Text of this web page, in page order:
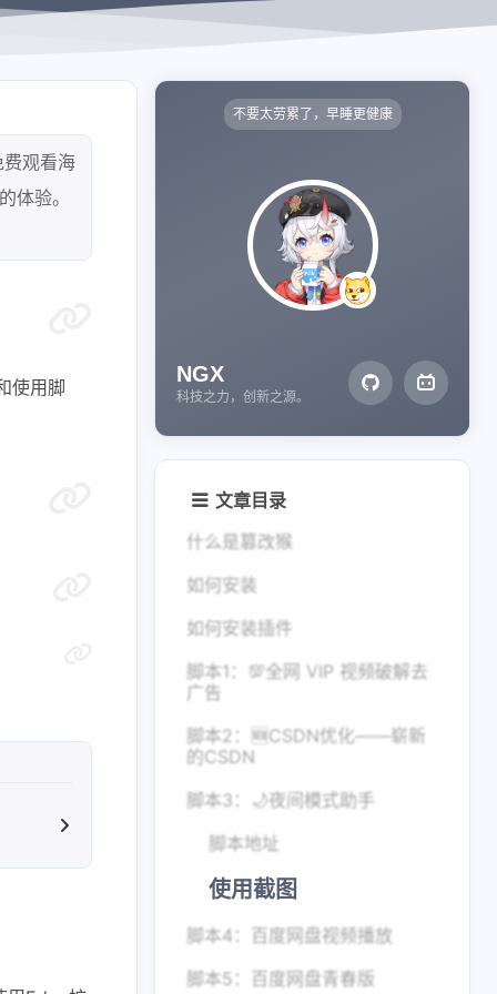
观看海
体验。
使用脚
不要太劳累了，早睡更健康
NGX
科技之力，创新之源。
文章目录
什么是篡改猴
如何安装
如何安装插件
脚本1：💯全网 VIP 视频破解去
广告
脚本2：🆕CSDN优化——崭新
的CSDN
脚本3：🌙夜间模式助手
脚本地址
使用截图
脚本4：百度网盘视频播放
脚本5：百度网盘青春版